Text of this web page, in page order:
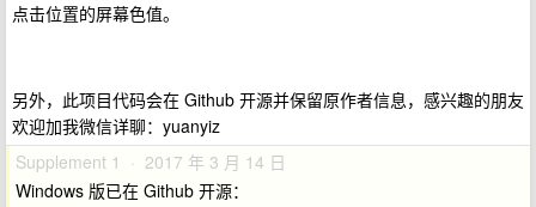
点击位置的屏幕色值。
另外，此项目代码会在 Github 开源并保留原作者信息，感兴趣的朋友
欢迎加我微信详聊：yuanyiz
Supplement 1 · 2017 年 3 月 14 日
Windows 版已在 Github 开源：